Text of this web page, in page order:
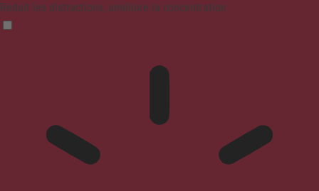
Réduit les distractions, améliore la concentration